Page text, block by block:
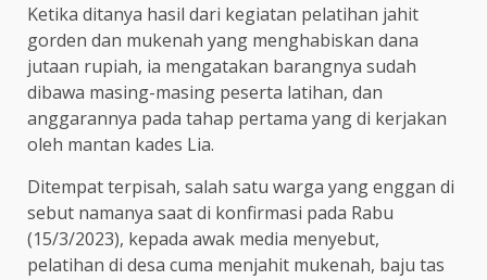
Ketika ditanya hasil dari kegiatan pelatihan jahit
gorden dan mukenah yang menghabiskan dana
jutaan rupiah, ia mengatakan barangnya sudah
dibawa masing-masing peserta latihan, dan
anggarannya pada tahap pertama yang di kerjakan
oleh mantan kades Lia.
Ditempat terpisah, salah satu warga yang enggan di
sebut namanya saat di konfirmasi pada Rabu
(15/3/2023), kepada awak media menyebut,
pelatihan di desa cuma menjahit mukenah, baju tas